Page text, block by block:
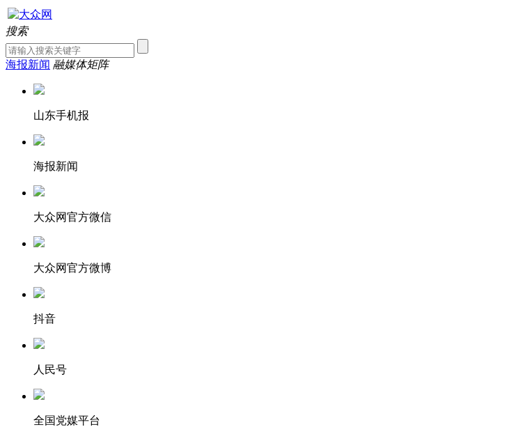
搜索
海报新闻 融媒体矩阵
山东手机报
海报新闻
大众网官方微信
大众网官方微博
抖音
人民号
全国党媒平台